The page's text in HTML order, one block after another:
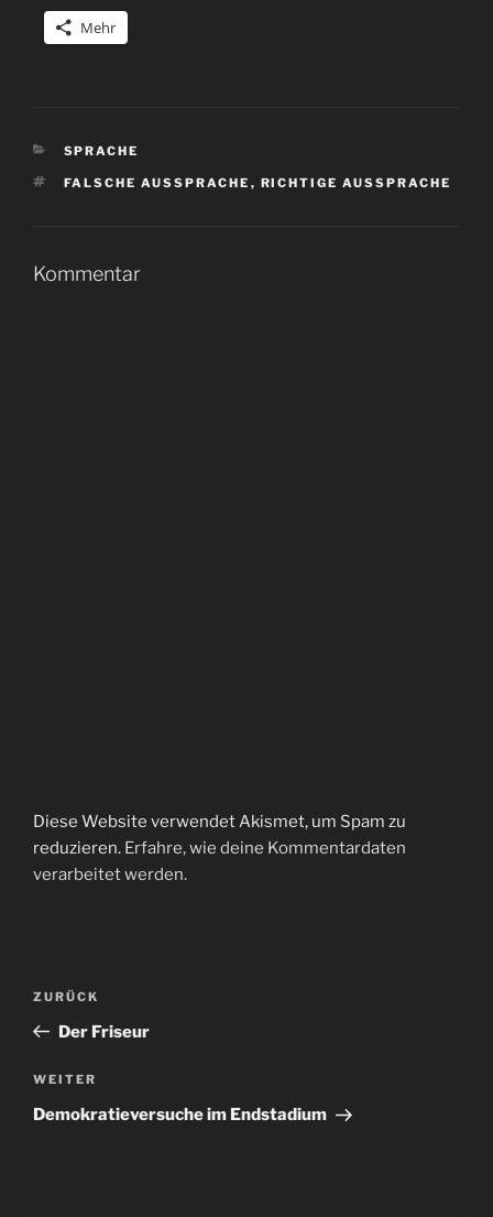
Mehr
KATEGORIEN
SPRACHE
SCHLAGWÖRTER
FALSCHE AUSSPRACHE , RICHTIGE AUSSPRACHE
Kommentar
Diese Website verwendet Akismet, um Spam zu
reduzieren. Erfahre, wie deine Kommentardaten
verarbeitet werden.
Beitragsnavigation
Vorheriger
Beitrag
ZURÜCK
Der Friseur
Nächster
Beitrag
WEITER
Demokratieversuche im Endstadium